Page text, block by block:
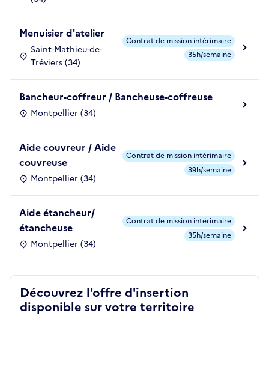
Menuisier d'atelier
Saint-Mathieu-de-
Tréviers (34)
Contrat de mission intérimaire
35h/semaine
Bancheur-coffreur / Bancheuse-coffreuse
Montpellier (34)
Aide couvreur / Aide
couvreuse
Montpellier (34)
Contrat de mission intérimaire
39h/semaine
Aide étancheur/
étancheuse
Montpellier (34)
Contrat de mission intérimaire
35h/semaine
Découvrez l'offre d'insertion
disponible sur votre territoire